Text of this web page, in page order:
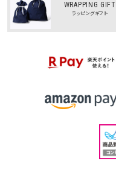
WRAPPING GIFT
ラッピングギフト